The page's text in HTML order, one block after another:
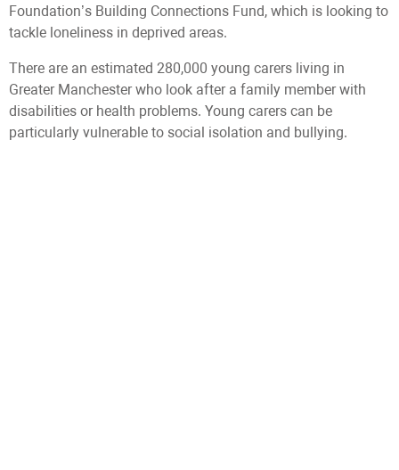
Foundation’s Building Connections Fund, which is looking to
tackle loneliness in deprived areas.
There are an estimated 280,000 young carers living in
Greater Manchester who look after a family member with
disabilities or health problems. Young carers can be
particularly vulnerable to social isolation and bullying.